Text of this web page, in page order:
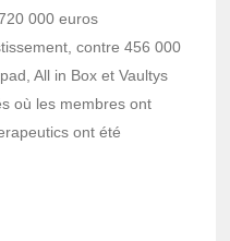
000 euros
contre 456 000
All in Box et Vaultys
où les membres ont
ont été